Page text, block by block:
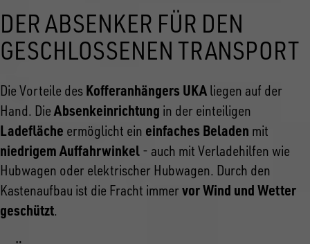
DER ABSENKER FÜR DEN
GESCHLOSSENEN TRANSPORT
Die Vorteile des Kofferanhängers UKA liegen auf der
Hand. DieAbsenkeinrichtung in der einteiligen
Ladefläche ermöglicht ein einfaches Beladen mit
niedrigem Auffahrwinkel - auch mit Verladehilfen wie
Hubwagen oder elektrischer Hubwagen. Durch den
Kastenaufbau ist die Fracht immervor Wind und Wetter
geschützt.